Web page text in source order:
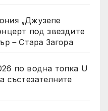
„Джузепе
под звездите
– Стара Загора
по водна топка U
състезателните